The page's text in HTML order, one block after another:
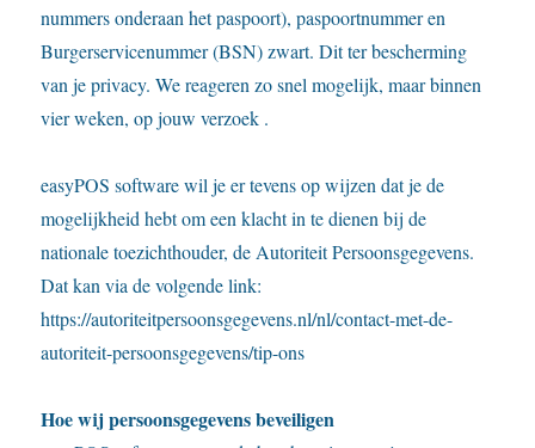
nummers onderaan het paspoort), paspoortnummer en
Burgerservicenummer (BSN) zwart. Dit ter bescherming
van je privacy. We reageren zo snel mogelijk, maar binnen
vier weken, op jouw verzoek .
easyPOS software wil je er tevens op wijzen dat je de
mogelijkheid hebt om een klacht in te dienen bij de
nationale toezichthouder, de Autoriteit Persoonsgegevens.
Dat kan via de volgende link:
https://autoriteitpersoonsgegevens.nl/nl/contact-met-de-
autoriteit-persoonsgegevens/tip-ons
Hoe wij persoonsgegevens beveiligen